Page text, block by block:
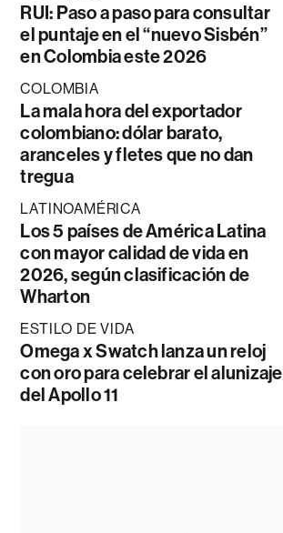
RUI: Paso a paso para consultar
el puntaje en el “nuevo Sisbén”
en Colombia este 2026
COLOMBIA
La mala hora del exportador
colombiano: dólar barato,
aranceles y fletes que no dan
tregua
LATINOAMÉRICA
Los 5 países de América Latina
con mayor calidad de vida en
2026, según clasificación de
Wharton
ESTILO DE VIDA
Omega x Swatch lanza un reloj
con oro para celebrar el alunizaje
del Apollo 11